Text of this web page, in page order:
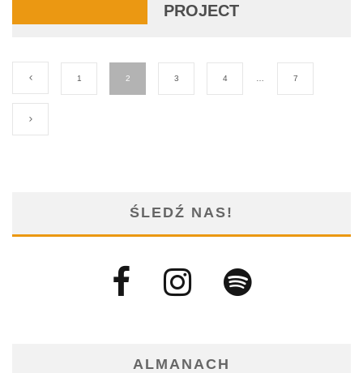
PROJECT
1 2 3 4 7
ŚLEDŹ NAS!
ALMANACH